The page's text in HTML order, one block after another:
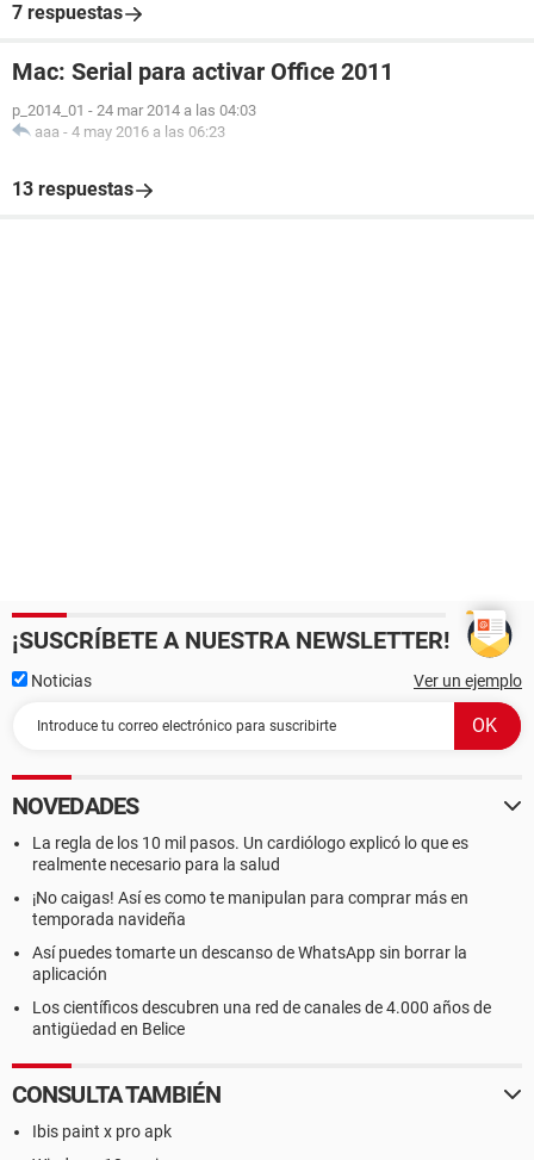
7 respuestas
Mac: Serial para activar Office 2011
p_2014_01 - 24 mar 2014 a las 04:03
aaa - 4 may 2016 a las 06:23
13 respuestas
¡SUSCRÍBETE A NUESTRA NEWSLETTER!
Noticias Ver un ejemplo
NOVEDADES
La regla de los 10 mil pasos. Un cardiólogo explicó lo que es
realmente necesario para la salud
¡No caigas! Así es como te manipulan para comprar más en
temporada navideña
Así puedes tomarte un descanso de WhatsApp sin borrar la
aplicación
Los científicos descubren una red de canales de 4.000 años de
antigüedad en Belice
CONSULTA TAMBIÉN
Ibis paint x pro apk